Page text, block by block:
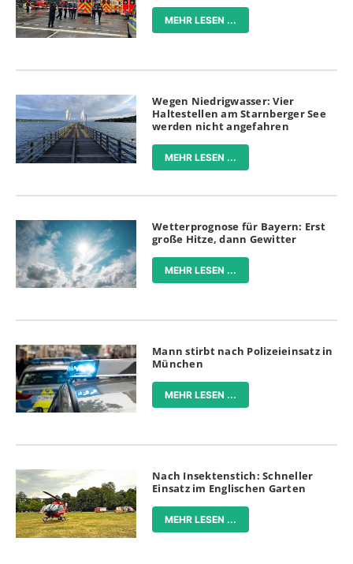
MEHR LESEN ...
Wegen Niedrigwasser: Vier
Haltestellen am Starnberger See
werden nicht angefahren
MEHR LESEN ...
Wetterprognose für Bayern: Erst
große Hitze, dann Gewitter
MEHR LESEN ...
Mann stirbt nach Polizeieinsatz in
München
MEHR LESEN ...
Nach Insektenstich: Schneller
Einsatz im Englischen Garten
MEHR LESEN ...